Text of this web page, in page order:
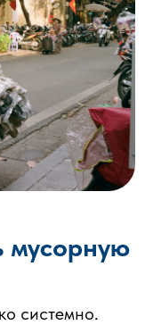
мусорную
системно.